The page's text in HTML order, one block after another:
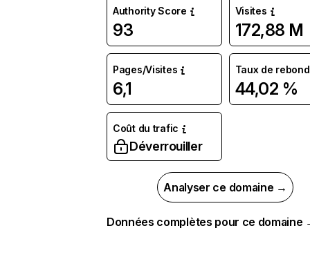
Authority Score
93
Visites
172,88 M
Pages/Visites
6,1
Taux de rebond
44,02 %
Coût du trafic
Déverrouiller
Analyser ce domaine →
Données complètes pour ce domaine